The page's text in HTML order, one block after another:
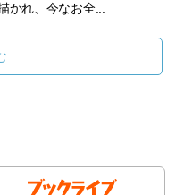
かれ、今なお全...